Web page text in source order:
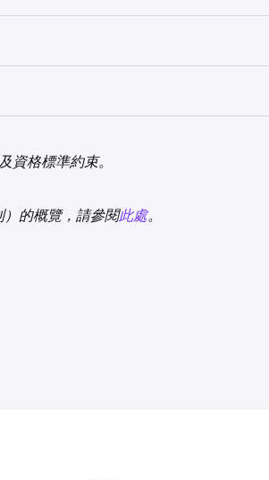
本的 Krak（建議使用 Android 9.0 及以上
Krak(Apple App Store)。
蹤你的代幣、NFT 和去中心化金融倉位。
無縫互動：Bitcoin、Ethereum、
及 Dogecoin。
數千個最新和最受歡迎的去中心化應用程
式商店帳戶的註冊地址，與 Kraken 帳
資格標準約束。
的概覽，請參閱此處。